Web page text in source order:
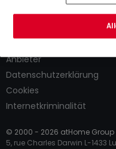
Anbieter
Datenschutzerklärung
Cookies
Internetkriminalität
© 2000 - 2026 atHome Group
5, rue Charles Darwin L-1433